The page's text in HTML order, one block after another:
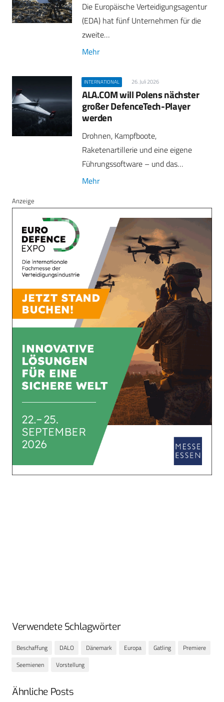
Die Europäische Verteidigungsagentur
(EDA) hat fünf Unternehmen für die
zweite…
Mehr
INTERNATIONAL 26. Juli 2026
ALA.COM will Polens nächster
großer DefenceTech-Player
werden
Drohnen, Kampfboote,
Raketenartillerie und eine eigene
Führungssoftware – und das…
Mehr
Anzeige
Verwendete Schlagwörter
Beschaffung DALO Dänemark Europa Gatling
Premiere
Seemienen
Vorstellung
Ähnliche Posts